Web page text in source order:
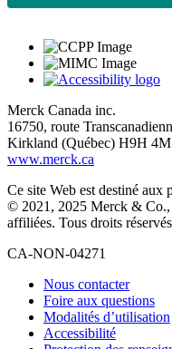
Merck Canada inc.
16750, route
Kirkland (Québec) H9H
www.merck.ca
Ce site Web est destiné aux
© 2021, 2025 Merck & Co.,
affiliées. Tous droits
CA-NON-04271
Nous contacter
Foire aux questions
Modalités d’utilisation
Accessibilité